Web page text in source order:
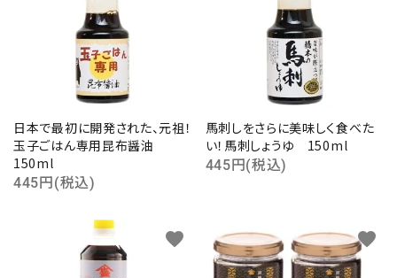
日本で最初に開発された、元祖！
玉子ごはん専用昆布醤油
150ml
445円(税込)
馬刺しをさらに美味しく食べた
い！馬刺しょうゆ 150ml
445円(税込)
favorite favorite